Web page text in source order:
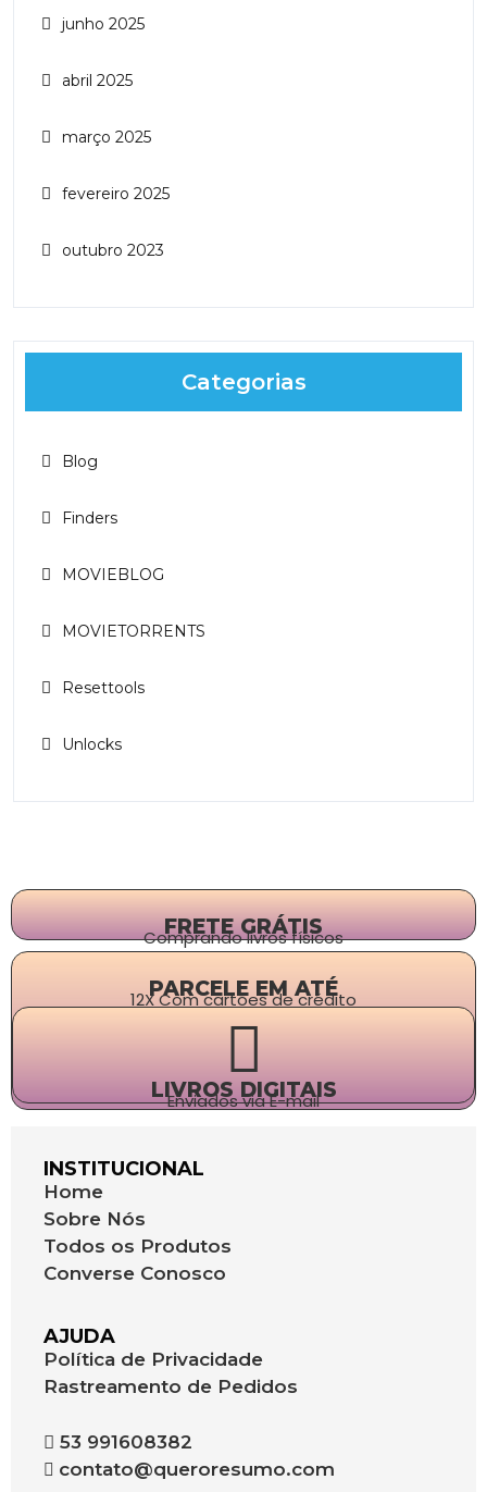
junho 2025
abril 2025
março 2025
fevereiro 2025
outubro 2023
Categorias
Blog
Finders
MOVIEBLOG
MOVIETORRENTS
Resettools
Unlocks
FRETE GRÁTIS
Comprando livros físicos
PARCELE EM ATÉ
12X Com cartões de crédito
LIVROS DIGITAIS
Enviados via E-mail
INSTITUCIONAL
Home
Sobre Nós
Todos os Produtos
Converse Conosco
AJUDA
Política de Privacidade
Rastreamento de Pedidos
53 991608382
contato@queroresumo.com